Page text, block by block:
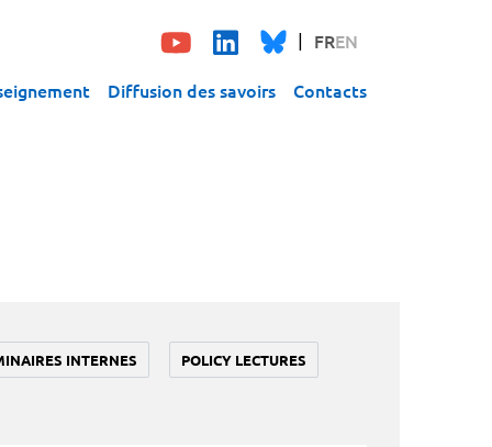
FREN
Diffusion des savoirs Contacts
INTERNES POLICY LECTURES